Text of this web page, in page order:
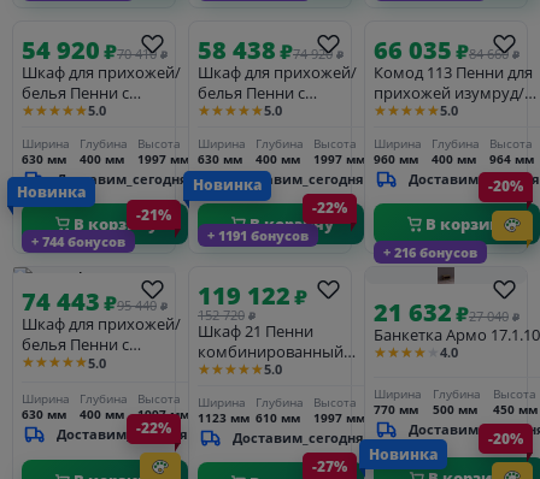
54 920₽70 410 ₽
Шкаф для прихожей/
белья Пенни с
зеркалом белый
★★★★★5.0
Ширина
630 мм
Глубина
400 мм
Высота
1997 мм
Доставим_сегодня
В корзину
58 438₽74 920 ₽
Шкаф для прихожей/
белья Пенни с
зеркалом черный
★★★★★5.0
Ширина
630 мм
Глубина
400 мм
Высота
1997 мм
Доставим_сегодня
В корзину
66 035₽84 660 ₽
Комод 113 Пенни для
прихожей изумруд/
антик 24 (NN новые
★★★★★5.0
Ширина
960 мм
Глубина
400 мм
Высота
964 мм
Доставим_сегодня
В корзину
+ 744 бонусов
Новинка
-21%
74 443₽95 440 ₽
Шкаф для прихожей/
белья Пенни с
зеркалом изумруд/
направляющие)
★★★★★5.0
Ширина
630 мм
Глубина
400 мм
Высота
1997 мм
Доставим_сегодня
+ 1191 бонусов
Новинка
-22%
119 122₽
152 720 ₽
Шкаф 21 Пенни
комбинированный
изумруд/антик 24 (NN
направляющие)
★★★★★5.0
Ширина
1123 мм
Глубина
610 мм
Высота
1997 мм
Доставим_сегодня
+ 216 бонусов
-20%
21 632₽27 040 ₽
Банкетка Армо 17.1.10
★★★★★ 4.0
Ширина
770 мм
Глубина
500 мм
Высота
450 мм
-22%
-27%
Новинка
-20%